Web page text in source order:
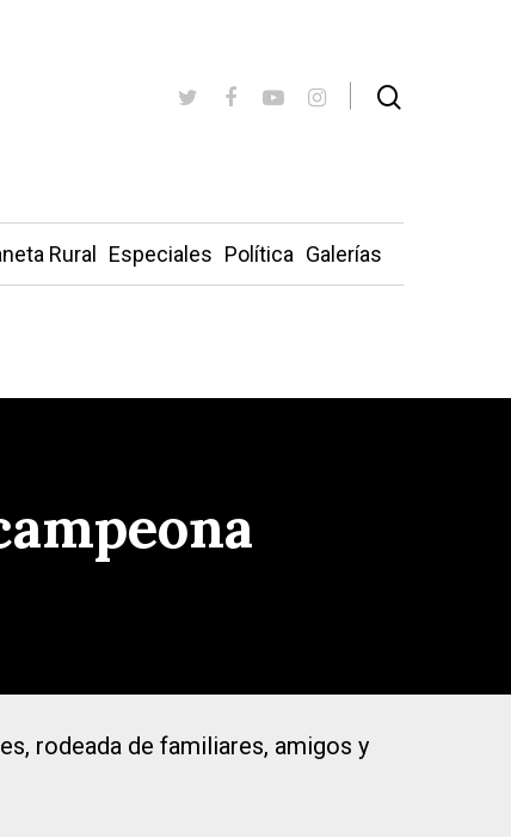
Rural Especiales Política Galerías
rodeada de familiares, amigos y